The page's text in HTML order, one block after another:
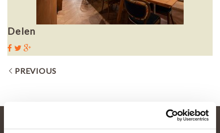
Delen
PREVIOUS